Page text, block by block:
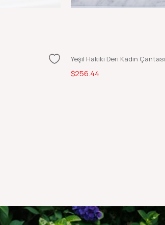
Yeşil Hakiki Deri Kadın Çantası
$256.44